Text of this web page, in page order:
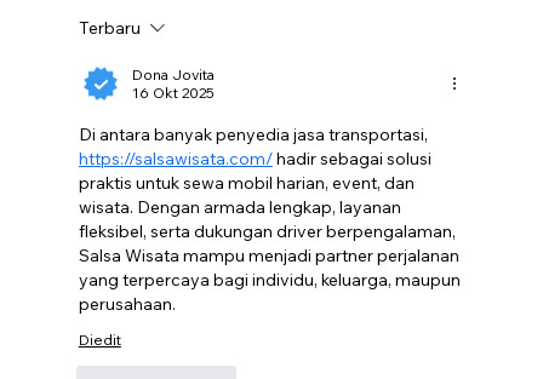
Software Akuntansi Lain, Ini Buktinya!
Terbaru
Dona Jovita
16 Okt 2025
Di antara banyak penyedia jasa transportasi,
https://salsawisata.com/ hadir sebagai solusi
praktis untuk sewa mobil harian, event, dan
wisata. Dengan armada lengkap, layanan
fleksibel, serta dukungan driver berpengalaman,
Salsa Wisata mampu menjadi partner perjalanan
yang terpercaya bagi individu, keluarga, maupun
perusahaan.
Diedit